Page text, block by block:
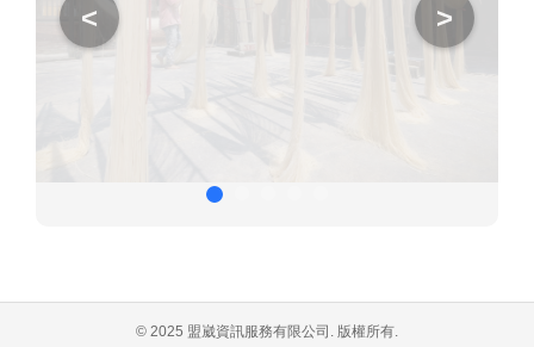
< >
© 2025 盟崴資訊服務有限公司. 版權所有.